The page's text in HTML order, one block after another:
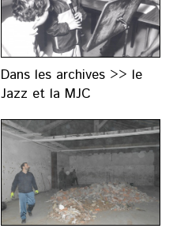
Dans les archives >> le
Jazz et la MJC